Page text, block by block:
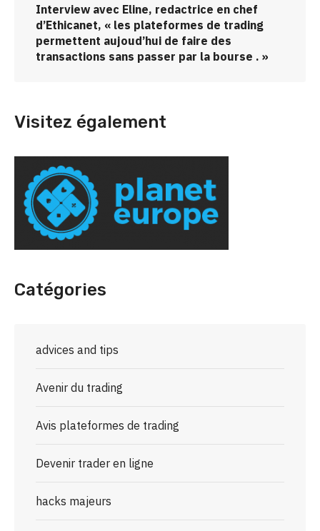
Interview avec Eline, redactrice en chef
d’Ethicanet, « les plateformes de trading
permettent aujoud’hui de faire des
transactions sans passer par la bourse . »
Visitez également
Catégories
advices and tips
Avenir du trading
Avis plateformes de trading
Devenir trader en ligne
hacks majeurs